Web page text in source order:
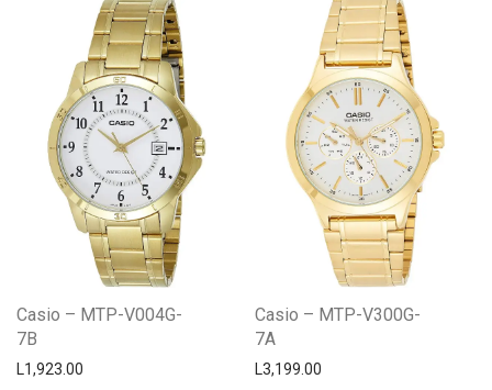
Casio – MTP-V004G-
7B
L1,923.00
Casio – MTP-V300G-
7A
L3,199.00